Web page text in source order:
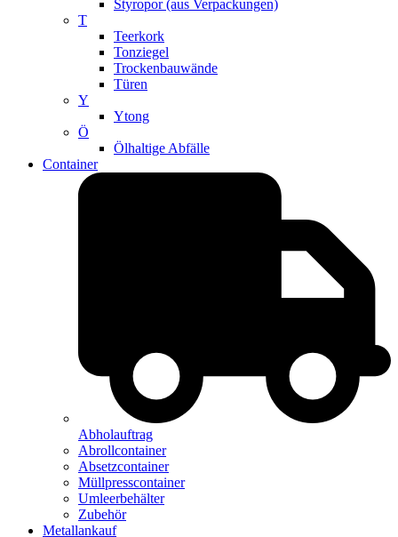
Styropor (aus Verpackungen)
T
Teerkork
Tonziegel
Trockenbauwände
Türen
Y
Ytong
Ö
Ölhaltige Abfälle
Container
Abholauftrag
Abrollcontainer
Absetzcontainer
Müllpresscontainer
Umleerbehälter
Zubehör
Metallankauf